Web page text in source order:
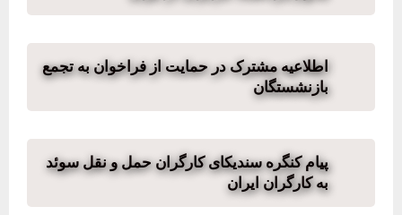
اطلاعیه مشترک در حمایت از فراخوان به تجمع
بازنشستگان
پیام کنگره سندیکای کارگران حمل و نقل سوئد
به کارگران ایران